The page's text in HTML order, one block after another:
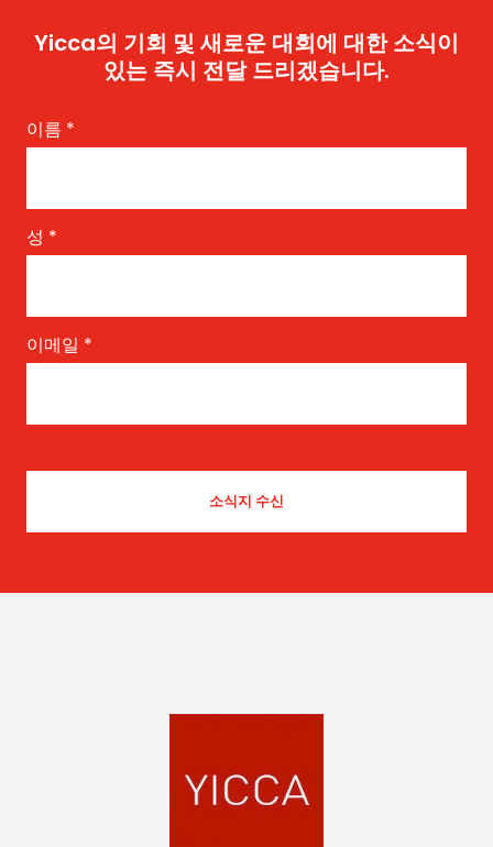
Yicca의 기회 및 새로운 대회에 대한 소식이
있는 즉시 전달 드리겠습니다.
이름 *
성 *
이메일 *